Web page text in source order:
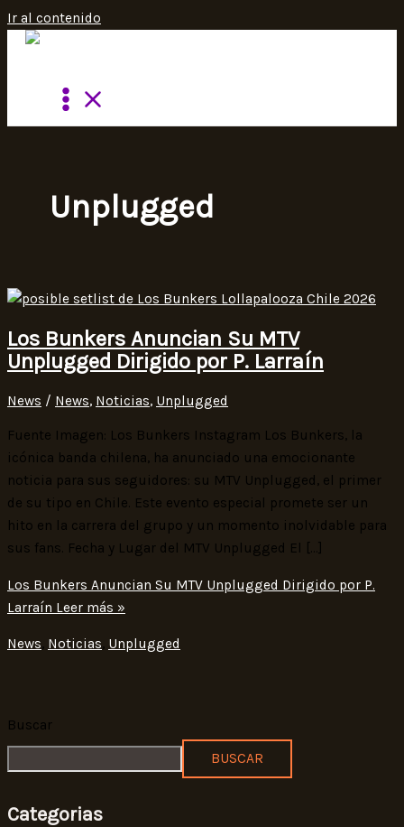
Ir al contenido
Unplugged
Los Bunkers Anuncian Su MTV
Unplugged Dirigido por P. Larraín
News / News, Noticias, Unplugged
Fuente Imagen: Los Bunkers Instagram Los Bunkers, la
icónica banda chilena, ha anunciado una emocionante
noticia para sus seguidores: su MTV Unplugged, el primer
de su tipo en Chile. Este evento especial promete ser un
hito en la carrera del grupo y un momento inolvidable para
sus fans. Fecha y Lugar del MTV Unplugged El […]
Los Bunkers Anuncian Su MTV Unplugged Dirigido por P.
Larraín Leer más »
News, Noticias, Unplugged
Buscar
BUSCAR
Categorias